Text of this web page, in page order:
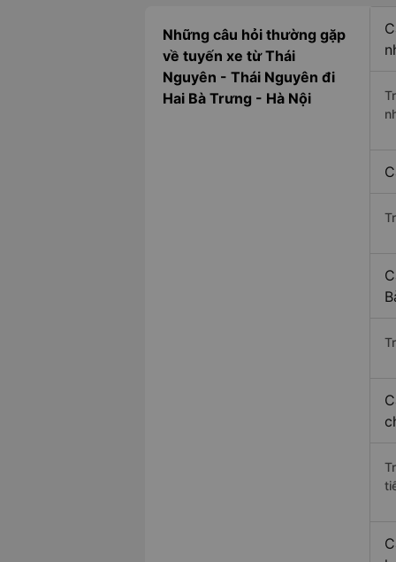
Những câu hỏi thường gặp
về tuyến xe từ Thái
Nguyên - Thái Nguyên đi
Hai Bà Trưng - Hà Nội